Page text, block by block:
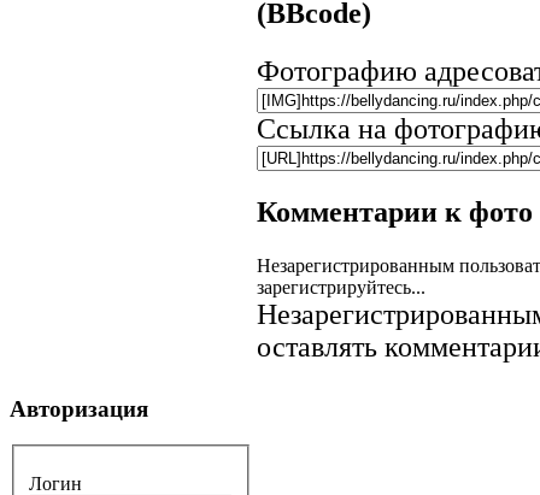
(BBcode)
Фотографию
Ссылка на
Комментарии к фото
Незарегистрированным
зарегистрируйтесь...
оставлять
Авторизация
Логин